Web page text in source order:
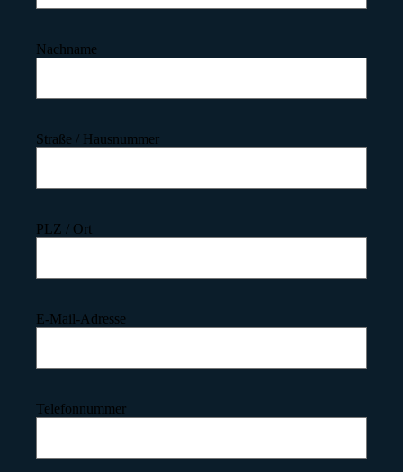
Nachname
Straße / Hausnummer
PLZ / Ort
E-Mail-Adresse
Telefonnummer